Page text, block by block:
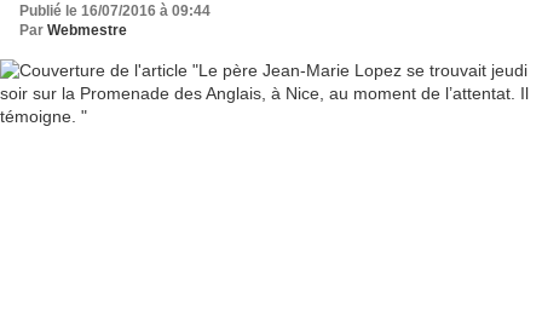
Publié le 16/07/2016 à 09:44
Par Webmestre